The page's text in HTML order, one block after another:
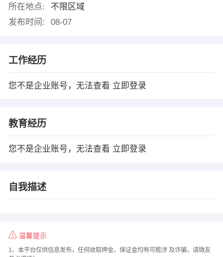
所在地点:
不限区域
发布时间:
08-07
工作经历
您不是企业账号，无法查看 立即登录
教育经历
您不是企业账号，无法查看 立即登录
自我描述
温馨提示
1、本平台仅供信息发布，任何收取押金、保证金均有可能涉 及诈骗，请微友